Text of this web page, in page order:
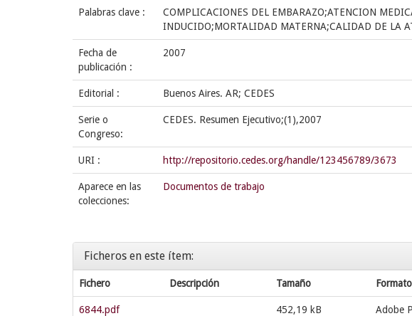
Palabras clave :
COMPLICACIONES DEL EMBARAZO;ATENCION
INDUCIDO;MORTALIDAD MATERNA;CALIDAD DE LA
Fecha de
publicación :
2007
Editorial : Buenos Aires. AR; CEDES
Serie o
Congreso:
CEDES. Resumen Ejecutivo;(1),2007
URI : http://repositorio.cedes.org/handle/123456789/3673
Aparece en las
colecciones:
Documentos de trabajo
Ficheros en este ítem:
Fichero Descripción Tamaño Formato
6844.pdf 452,19 kB Adobe